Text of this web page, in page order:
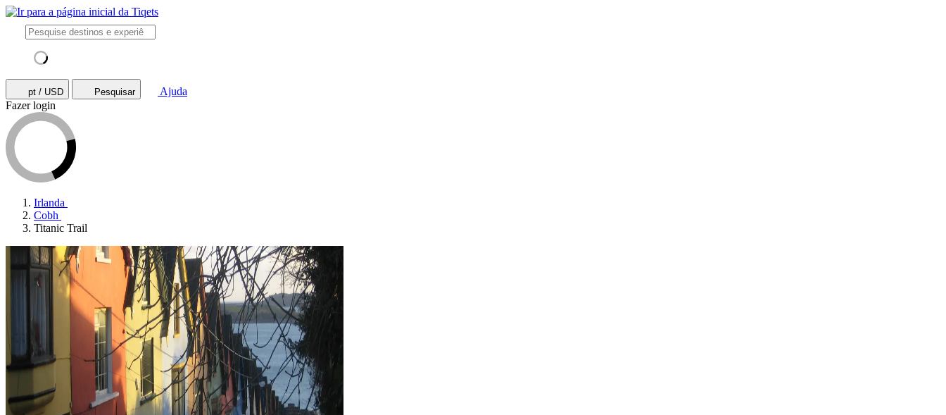
pt / USD Pesquisar
Ajuda
Fazer login
Irlanda
Cobh
Titanic Trail